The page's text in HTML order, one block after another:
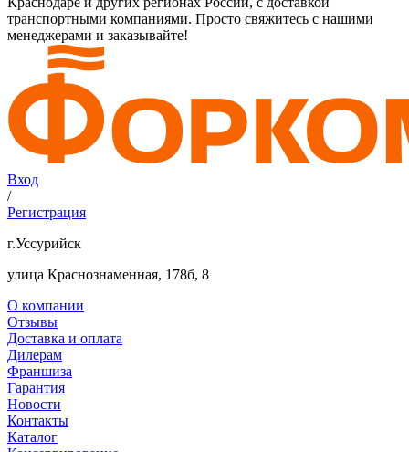
транспортными компаниями. Просто свяжитесь с нашими
менеджерами и заказывайте!
Вход
/
Регистрация
г.Уссурийск
улица Краснознаменная, 178б, 8
О компании
Отзывы
Доставка и оплата
Дилерам
Франшиза
Гарантия
Новости
Контакты
Каталог